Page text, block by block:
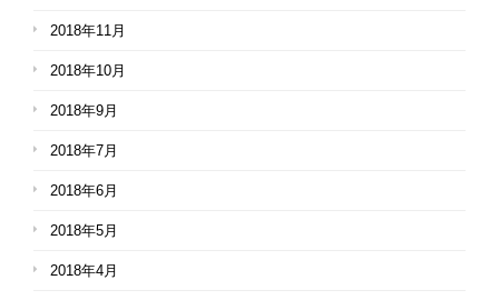
2018年11月
2018年10月
2018年9月
2018年7月
2018年6月
2018年5月
2018年4月